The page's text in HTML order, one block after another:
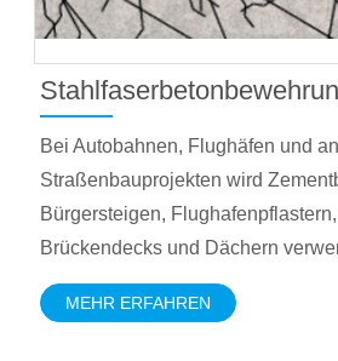
Bei Autobahnen, Flughäfen und
Straßenbauprojekten wird
Bürgersteigen,
Brückendecks und Dächern
MEHR ERFAHREN